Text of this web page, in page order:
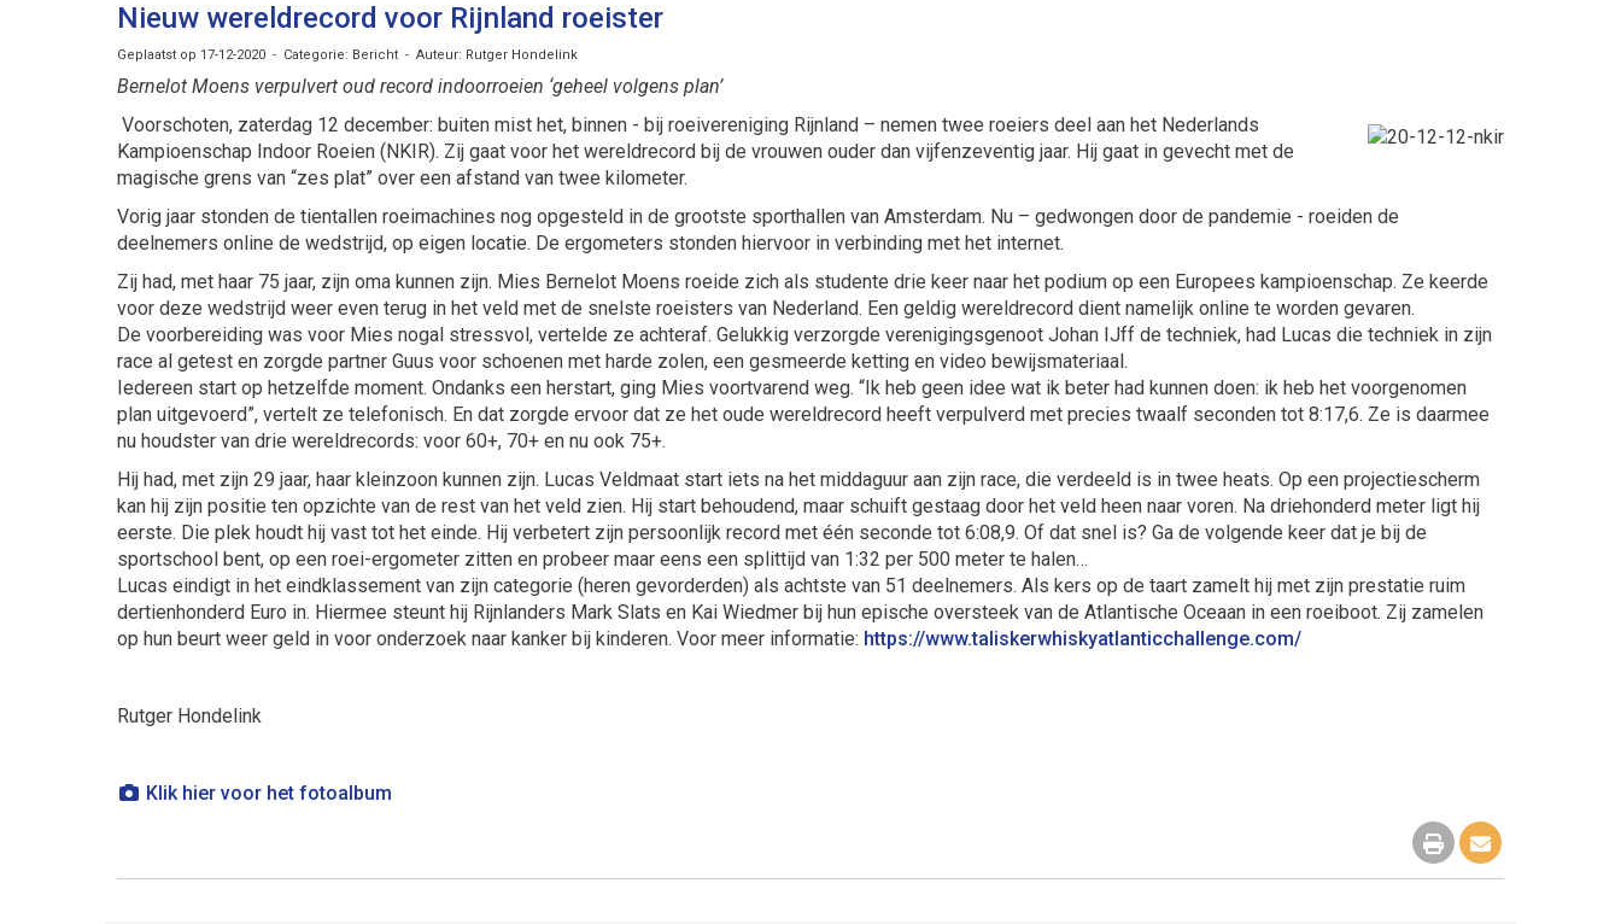
Nieuw wereldrecord voor Rijnland roeister
Geplaatst op 17-12-2020 - Categorie: Bericht - Auteur: Rutger Hondelink
Bernelot Moens verpulvert oud record indoorroeien ‘geheel volgens plan’
Voorschoten, zaterdag 12 december: buiten mist het, binnen - bij roeivereniging Rijnland – nemen twee roeiers deel aan het Nederlands
Kampioenschap Indoor Roeien (NKIR). Zij gaat voor het wereldrecord bij de vrouwen ouder dan vijfenzeventig jaar. Hij gaat in gevecht met de
magische grens van “zes plat” over een afstand van twee kilometer.
Vorig jaar stonden de tientallen roeimachines nog opgesteld in de grootste sporthallen van Amsterdam. Nu – gedwongen door de pandemie - roeiden de
deelnemers online de wedstrijd, op eigen locatie. De ergometers stonden hiervoor in verbinding met het internet.
Zij had, met haar 75 jaar, zijn oma kunnen zijn. Mies Bernelot Moens roeide zich als studente drie keer naar het podium op een Europees kampioenschap. Ze keerde
voor deze wedstrijd weer even terug in het veld met de snelste roeisters van Nederland. Een geldig wereldrecord dient namelijk online te worden gevaren.
De voorbereiding was voor Mies nogal stressvol, vertelde ze achteraf. Gelukkig verzorgde verenigingsgenoot Johan IJff de techniek, had Lucas die techniek in zijn
race al getest en zorgde partner Guus voor schoenen met harde zolen, een gesmeerde ketting en video bewijsmateriaal.
Iedereen start op hetzelfde moment. Ondanks een herstart, ging Mies voortvarend weg. “Ik heb geen idee wat ik beter had kunnen doen: ik heb het voorgenomen
plan uitgevoerd”, vertelt ze telefonisch. En dat zorgde ervoor dat ze het oude wereldrecord heeft verpulverd met precies twaalf seconden tot 8:17,6. Ze is daarmee
nu houdster van drie wereldrecords: voor 60+, 70+ en nu ook 75+.
Hij had, met zijn 29 jaar, haar kleinzoon kunnen zijn. Lucas Veldmaat start iets na het middaguur aan zijn race, die verdeeld is in twee heats. Op een projectiescherm
kan hij zijn positie ten opzichte van de rest van het veld zien. Hij start behoudend, maar schuift gestaag door het veld heen naar voren. Na driehonderd meter ligt hij
eerste. Die plek houdt hij vast tot het einde. Hij verbetert zijn persoonlijk record met één seconde tot 6:08,9. Of dat snel is? Ga de volgende keer dat je bij de
sportschool bent, op een roei-ergometer zitten en probeer maar eens een splittijd van 1:32 per 500 meter te halen…
Lucas eindigt in het eindklassement van zijn categorie (heren gevorderden) als achtste van 51 deelnemers. Als kers op de taart zamelt hij met zijn prestatie ruim
dertienhonderd Euro in. Hiermee steunt hij Rijnlanders Mark Slats en Kai Wiedmer bij hun epische oversteek van de Atlantische Oceaan in een roeiboot. Zij zamelen
op hun beurt weer geld in voor onderzoek naar kanker bij kinderen. Voor meer informatie: https://www.taliskerwhiskyatlanticchallenge.com/
Rutger Hondelink
Klik hier voor het fotoalbum